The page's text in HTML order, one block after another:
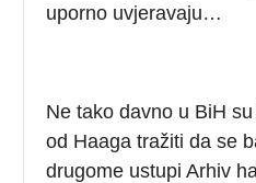
uporno uvjeravaju…
Ne tako davno u BiH su
od Haaga tražiti da se
drugome ustupi Arhiv